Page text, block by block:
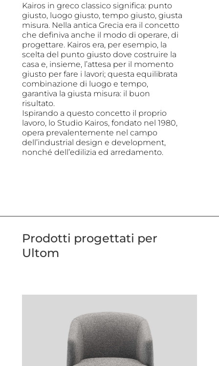
Kairos in greco classico significa: punto
giusto, luogo giusto, tempo giusto, giusta
misura. Nella antica Grecia era il concetto
che definiva anche il modo di operare, di
progettare. Kairos era, per esempio, la
scelta del punto giusto dove costruire la
casa e, insieme, l’attesa per il momento
giusto per fare i lavori; questa equilibrata
combinazione di luogo e tempo,
garantiva la giusta misura: il buon
risultato.
Ispirando a questo concetto il proprio
lavoro, lo Studio Kairos, fondato nel 1980,
opera prevalentemente nel campo
dell’industrial design e development,
nonché dell’edilizia ed arredamento.
Prodotti progettati per
Ultom